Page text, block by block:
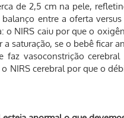
de 2,5 cm na pele,
entre a oferta
o NIRS caiu por que o
saturação, se o bebê ficar
faz vasoconstrição
NIRS cerebral por que o